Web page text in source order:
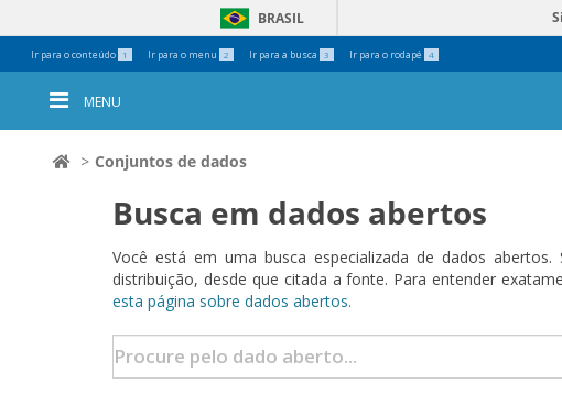
Ir para o conteúdo 1 Ir para o menu 2 Ir para a busca 3 Ir para o rodapé 4
BRASIL
Ferramentas
Pessoais
MENU
Conjuntos de dados
Busca em dados abertos
Você está em uma busca especializada de dados
distribuição, desde que citada a fonte. Para entender
esta página sobre dados abertos.